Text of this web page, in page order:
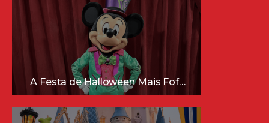
A Festa de Halloween Mais Fofa da Disney Está Chegando!